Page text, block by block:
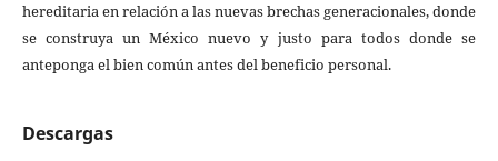
hereditaria en relación a las nuevas brechas generacionales, donde
se construya un México nuevo y justo para todos donde se
anteponga el bien común antes del beneficio personal.
Descargas